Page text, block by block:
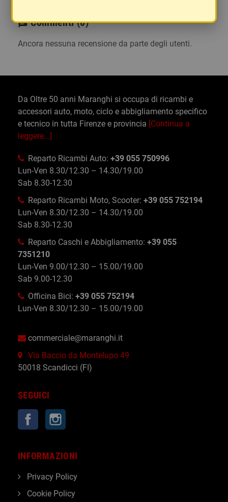
chat Commenti (0)
Ancora nessuna recensione da parte degli utenti.
Da Oltre 50 anni Maranghi si occupa di ricambi e
accessori auto, moto, ciclo e abbigliamento specifico
e tecnico in tutta Firenze e provincia [Continua a
leggere...]
Reparto Ricambi Auto: +39 055 750996
Lun-Ven 8.30/12.30 – 14.30/19.00
Sab 8.30-12.30
Reparto Ricambi Moto, Scooter: +39 055 752194
Lun-Ven 8.30/12.30 – 14.30/19.00
Sab 8.30-12.30
Reparto Caschi e Abbigliamento: +39 055
7351210
Lun-Ven 9.00/12.30 – 15.00/19.00
Sab 9.00-12.30
Officina Bici: +39 055 752194
Lun-Ven 8.30/12.30 – 15.00/19.00
commerciale@maranghi.it
Via Baccio da Montelupo 49
50018 Scandicci (FI)
SEGUICI
Facebook
INFORMAZIONI
Privacy Policy
Cookie Policy